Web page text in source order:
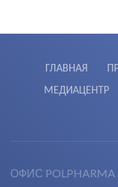
ГЛАВНАЯ
МЕДИАЦЕНТР
ОФИС